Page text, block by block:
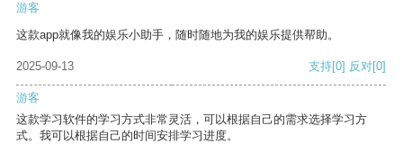
游客
这款app就像我的娱乐小助手，随时随地为我的娱乐提供帮助。
2025-09-13 支持[0] 反对[0]
游客
这款学习软件的学习方式非常灵活，可以根据自己的需求选择学习方
式。我可以根据自己的时间安排学习进度。